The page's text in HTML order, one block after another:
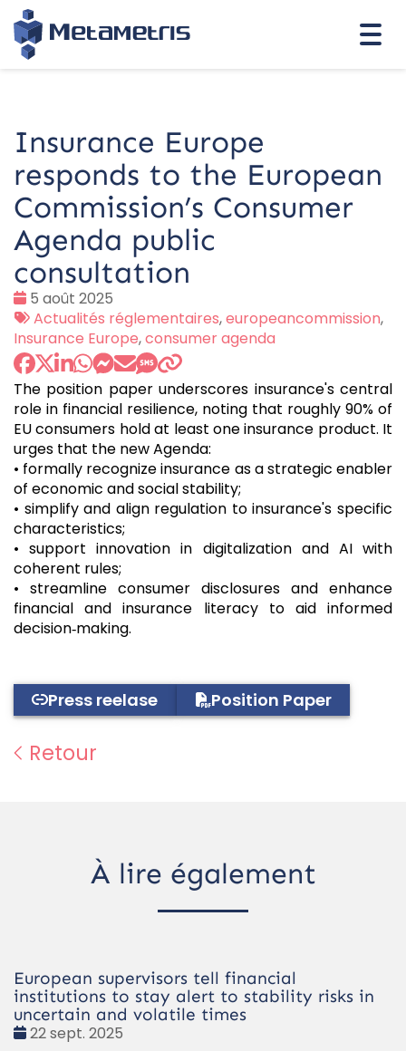
Insurance Europe
responds to the European
Commission’s Consumer
Agenda public
consultation
Date
:
5 août 2025
Tags
:
Actualités réglementaires,europeancommission,
Insurance Europe,consumer agenda
The position paper underscores insurance's central
role in financial resilience, noting that roughly 90% of
EU consumers hold at least one insurance product. It
urges that the new Agenda:
• formally recognize insurance as a strategic enabler
of economic and social stability;
• simplify and align regulation to insurance's specific
characteristics;
• support innovation in digitalization and AI with
coherent rules;
• streamline consumer disclosures and enhance
financial and insurance literacy to aid informed
decision‑making.
Press reelase Position Paper
Retour
À lire également
European supervisors tell financial
institutions to stay alert to stability risks in
uncertain and volatile times
Date
22 sept. 2025